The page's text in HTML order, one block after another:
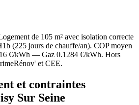
de 105 m² avec isolation correcte
(225 jours de chauffe/an). COP moyen
€/kWh — Gaz 0.1284 €/kWh. Hors
et CEE.
et contraintes
Sur Seine